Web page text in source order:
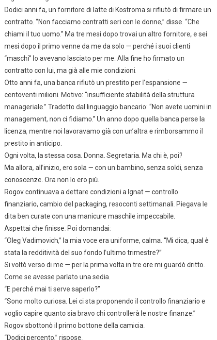
Dodici anni fa, un fornitore di latte di Kostroma si rifiutò di firmare un
contratto. “Non facciamo contratti seri con le donne,” disse. “Che
chiami il tuo uomo.” Ma tre mesi dopo trovai un altro fornitore, e sei
mesi dopo il primo venne da me da solo — perché i suoi clienti
“maschi” lo avevano lasciato per me. Alla fine ho firmato un
contratto con lui, ma già alle mie condizioni.
Otto anni fa, una banca rifiutò un prestito per l’espansione —
centoventi milioni. Motivo: “insufficiente stabilità della struttura
manageriale.” Tradotto dal linguaggio bancario: “Non avete uomini in
management, non ci fidiamo.” Un anno dopo quella banca perse la
licenza, mentre noi lavoravamo già con un’altra e rimborsammo il
prestito in anticipo.
Ogni volta, la stessa cosa. Donna. Segretaria. Ma chi è, poi?
Ma allora, all’inizio, ero sola — con un bambino, senza soldi, senza
conoscenze. Ora non lo ero più.
Rogov continuava a dettare condizioni a Ignat — controllo
finanziario, cambio del packaging, resoconti settimanali. Piegava le
dita ben curate con una manicure maschile impeccabile.
Aspettai che finisse. Poi domandai:
“Oleg Vadimovich,” la mia voce era uniforme, calma. “Mi dica, qual è
stata la redditività del suo fondo l’ultimo trimestre?”
Si voltò verso di me — per la prima volta in tre ore mi guardò dritto.
Come se avesse parlato una sedia.
“E perché mai ti serve saperlo?”
“Sono molto curiosa. Lei ci sta proponendo il controllo finanziario e
voglio capire quanto sia bravo chi controllerà le nostre finanze.”
Rogov sbottonò il primo bottone della camicia.
“Dodici percento,” rispose.